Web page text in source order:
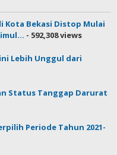
Kota Bekasi Distop Mulai
- 592,308 views
Lebih Unggul dari
Status Tanggap Darurat
Periode Tahun 2021-